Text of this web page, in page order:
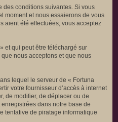
des conditions suivantes. Si vous
moment et nous essaierons de vous
aient été effectuées, vous acceptez
» et qui peut être téléchargé sur
nous acceptons et que nous
lequel le serveur de « Fortuna
votre fournisseur d’accès à internet
de modifier, de déplacer ou de
dans notre base de
tentative de piratage informatique